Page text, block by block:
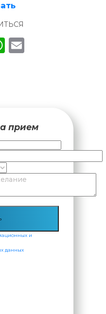
WhatsApp
прием
и
данных